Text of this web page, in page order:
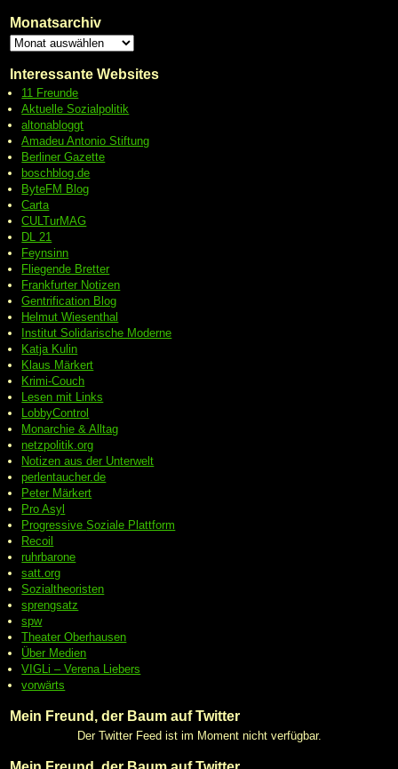
Monatsarchiv
Interessante Websites
11 Freunde
Aktuelle Sozialpolitik
altonabloggt
Amadeu Antonio Stiftung
Berliner Gazette
boschblog.de
ByteFM Blog
Carta
CULTurMAG
DL 21
Feynsinn
Fliegende Bretter
Frankfurter Notizen
Gentrification Blog
Helmut Wiesenthal
Institut Solidarische Moderne
Katja Kulin
Klaus Märkert
Krimi-Couch
Lesen mit Links
LobbyControl
Monarchie & Alltag
netzpolitik.org
Notizen aus der Unterwelt
perlentaucher.de
Peter Märkert
Pro Asyl
ProgressiveSoziale Plattform
Recoil
ruhrbarone
satt.org
Sozialtheoristen
sprengsatz
spw
Theater Oberhausen
Über Medien
VIGLi – Verena Liebers
vorwärts
Mein Freund, der Baum auf Twitter
Der Twitter Feed ist im Moment nicht verfügbar.